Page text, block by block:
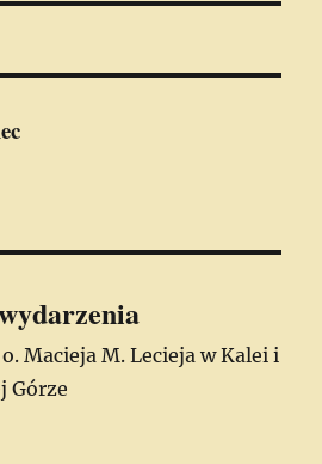
Macieja M. Lecieja w Kalei i
Górze